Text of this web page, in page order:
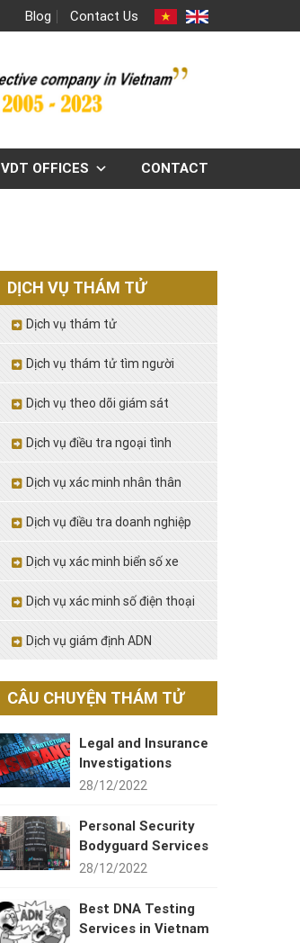
Blog Contact Us
VDT OFFICES CONTACT
DỊCH VỤ THÁM TỬ
Dịch vụ thám tử
Dịch vụ thám tử tìm người
Dịch vụ theo dõi giám sát
Dịch vụ điều tra ngoại tình
Dịch vụ xác minh nhân thân
Dịch vụ điều tra doanh nghiệp
Dịch vụ xác minh biển số xe
Dịch vụ xác minh số điện thoại
Dịch vụ giám định ADN
CÂU CHUYỆN THÁM TỬ
Legal and Insurance
Investigations
28/12/2022
Personal Security
Bodyguard Services
28/12/2022
Best DNA Testing
Services in Vietnam